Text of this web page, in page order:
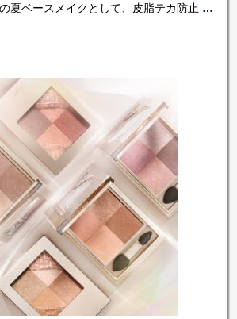
夏ベースメイクとして、皮脂テカ防止 …